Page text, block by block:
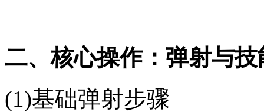
二、核心操作：弹射与技
(1)基础弹射步骤